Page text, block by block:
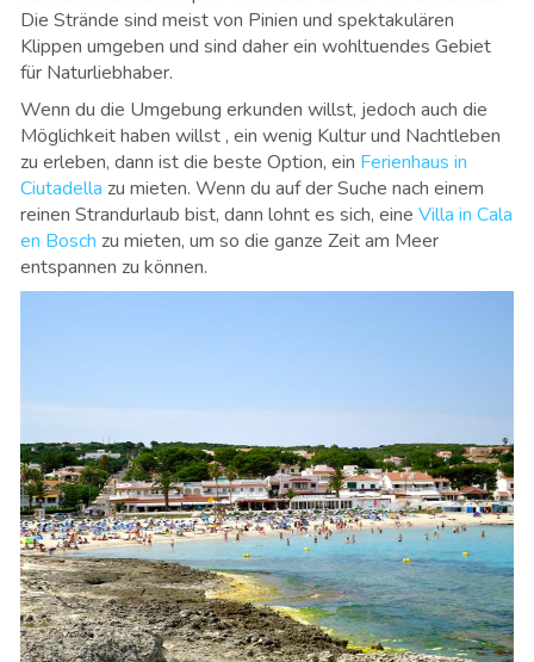
Die Strände sind meist von Pinien und spektakulären
Klippen umgeben und sind daher ein wohltuendes Gebiet
für Naturliebhaber.
Wenn du die Umgebung erkunden willst, jedoch auch die
Möglichkeit haben willst , ein wenig Kultur und Nachtleben
zu erleben, dann ist die beste Option, ein Ferienhaus in
Ciutadella zu mieten. Wenn du auf der Suche nach einem
reinen Strandurlaub bist, dann lohnt es sich, eine Villa in Cala
en Bosch zu mieten, um so die ganze Zeit am Meer
entspannen zu können.